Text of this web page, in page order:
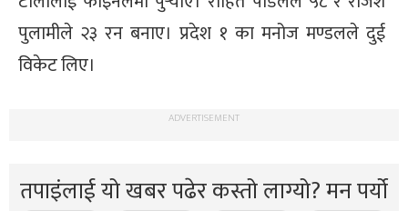
पुलामीले २३ रन बनाए। प्रदेश १ का मनोज मण्डलले दुई
विकेट लिए।
ADVERTISEMENT
तपाइंलाई यो खबर पढेर कस्तो लाग्यो? मन पर्यो